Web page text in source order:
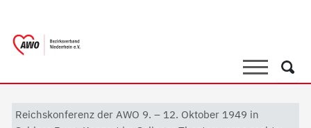
SucheSuche
Reichskonferenz der AWO 9. – 12. Oktober 1949 in